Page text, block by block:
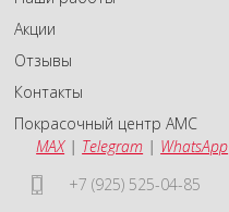
Акции
Отзывы
Контакты
Покрасочный центр АМС
MAX| Telegram | WhatsApp
+7 (925) 525-04-85